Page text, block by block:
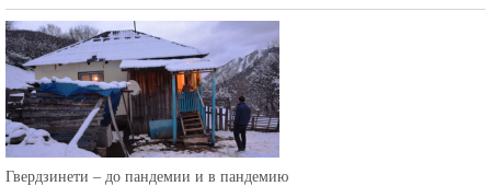
Гвердзинети – до пандемии и в пандемию